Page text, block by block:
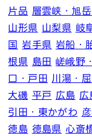
片品 層雲峡・旭
山形県 山梨県 岐
国 岩手県 岩船・
根県 島田 嵯峨野
口・戸田 川湯・
大磯 平戸 広島 広
引田・東かがわ
徳島 徳島県 心斎